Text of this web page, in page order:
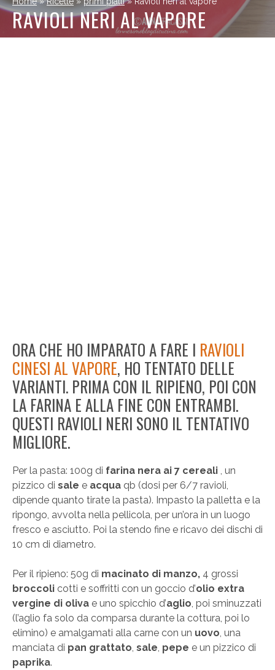
RAVIOLI NERI AL VAPORE
ORA CHE HO IMPARATO A FARE I RAVIOLI
CINESI AL VAPORE, HO TENTATO DELLE
VARIANTI. PRIMA CON IL RIPIENO, POI CON
LA FARINA E ALLA FINE CON ENTRAMBI.
QUESTI RAVIOLI NERI SONO IL TENTATIVO
MIGLIORE.
Per la pasta: 100g di farina nera ai 7 cereali , un
pizzico di sale e acqua qb (dosi per 6/7 ravioli,
dipende quanto tirate la pasta). Impasto la palletta e la
ripongo, avvolta nella pellicola, per un’ora in un luogo
fresco e asciutto. Poi la stendo fine e ricavo dei dischi di
10 cm di diametro.
Per il ripieno: 50g di macinato di manzo, 4 grossi
broccoli cotti e soffritti con un goccio d’olio extra
vergine di oliva e uno spicchio d’aglio, poi sminuzzati
(l’aglio fa solo da comparsa durante la cottura, poi lo
elimino) e amalgamati alla carne con un uovo, una
manciata di pan grattato, sale, pepe e un pizzico di
paprika.